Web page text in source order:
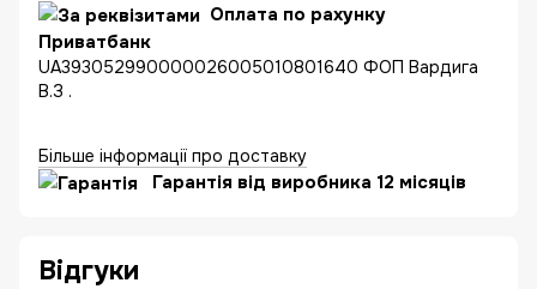
Оплата по рахунку
Приватбанк
UA393052990000026005010801640 ФОП Вардига
В.З .
Більше інформації про доставку
Гарантія від виробника 12 місяців
Відгуки